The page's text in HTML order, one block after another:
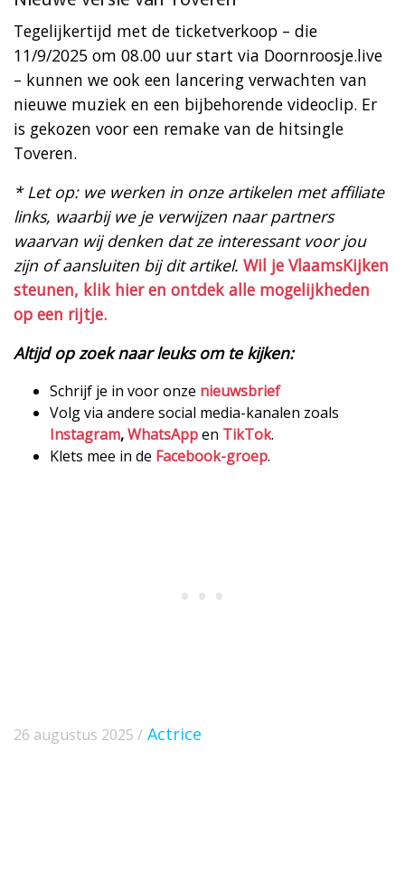
Tegelijkertijd met de ticketverkoop – die
11/9/2025 om 08.00 uur start via Doornroosje.live
– kunnen we ook een lancering verwachten van
nieuwe muziek en een bijbehorende videoclip. Er
is gekozen voor een remake van de hitsingle
Toveren.
* Let op: we werken in onze artikelen met affiliate
links, waarbij we je verwijzen naar partners
waarvan wij denken dat ze interessant voor jou
zijn of aansluiten bij dit artikel. Wil je VlaamsKijken
steunen, klik hier en ontdek alle mogelijkheden
op een rijtje.
Altijd op zoek naar leuks om te kijken:
Schrijf je in voor onze nieuwsbrief
Volg via andere social media-kanalen zoals
Instagram,WhatsAppen TikTok.
Klets mee in de Facebook-groep.
26 augustus 2025 / Actrice